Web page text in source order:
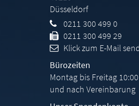
Düsseldorf
0211 300 499 0
0211 300 499 29
Klick zum E-Mail
Bürozeiten
Montag bis Freitag
und nach Vereinbarung